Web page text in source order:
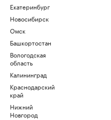
Екатеринбург
Новосибирск
Омск
Башкортостан
Вологодская
область
Калининград
Краснодарский
край
Нижний
Новгород